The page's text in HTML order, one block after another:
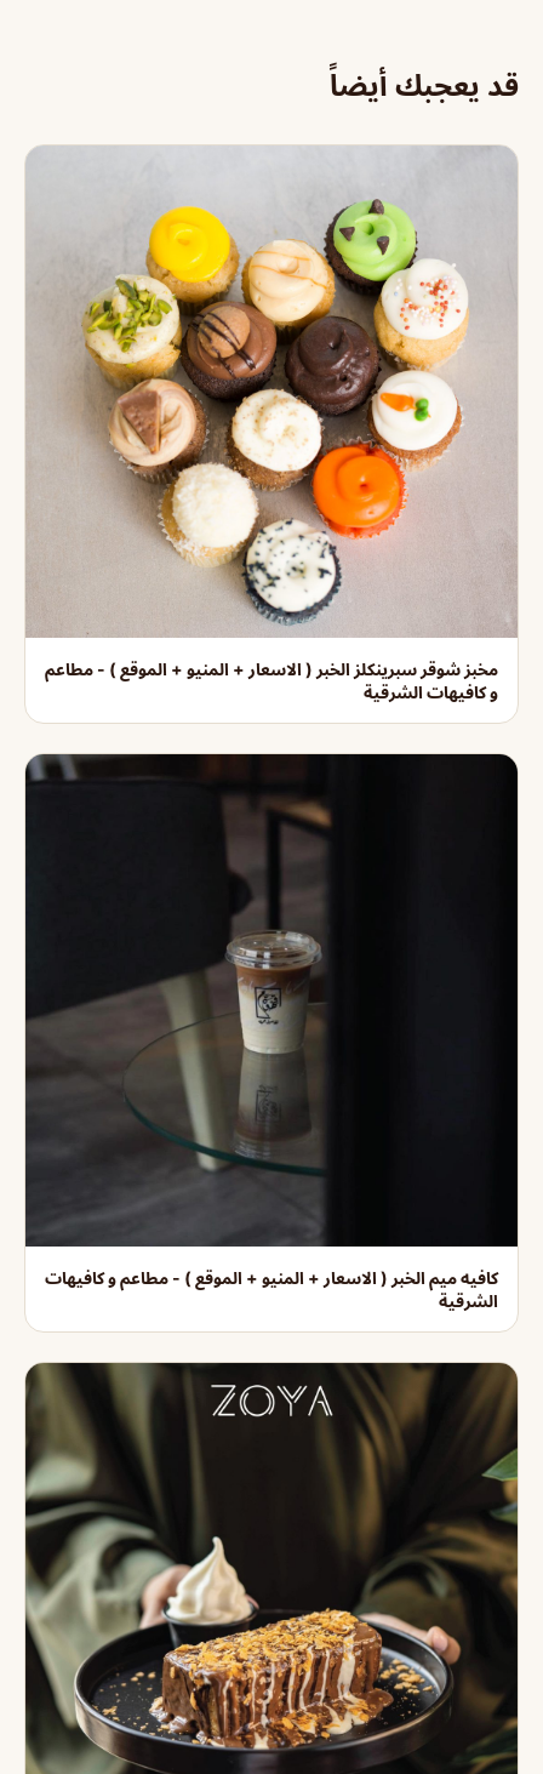
قد يعجبك أيضاً
مخبز شوقر سبرينكلز الخبر ( الاسعار + المنيو + الموقع ) - مطاعم
و كافيهات الشرقية
كافيه ميم الخبر ( الاسعار + المنيو + الموقع ) - مطاعم و كافيهات
الشرقية